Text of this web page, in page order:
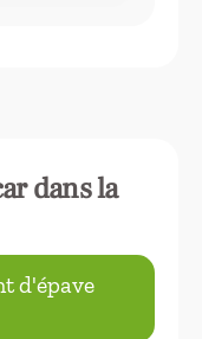
dans la
d'épave